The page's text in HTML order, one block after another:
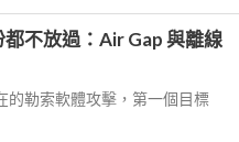
不放過：Air Gap 與離線
的勒索軟體攻擊，第一個目標